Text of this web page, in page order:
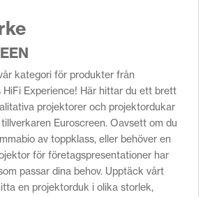
kategori för produkter från
HiFi Experience! Här hittar du ett brett
projektorer och projektordukar
Euroscreen. Oavsett om du
av toppklass, eller behöver en
för företagspresentationer har
passar dina behov. Upptäck vårt
en projektorduk i olika storlek,